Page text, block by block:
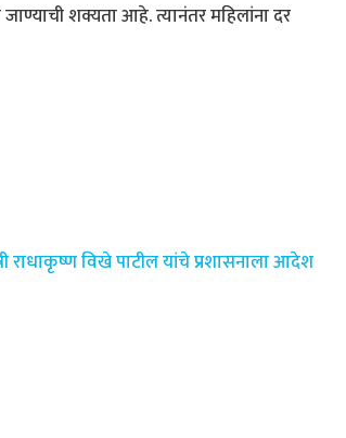
शक्यता आहे. त्यानंतर महिलांना दर
राधाकृष्ण विखे पाटील यांचे प्रशासनाला आदेश